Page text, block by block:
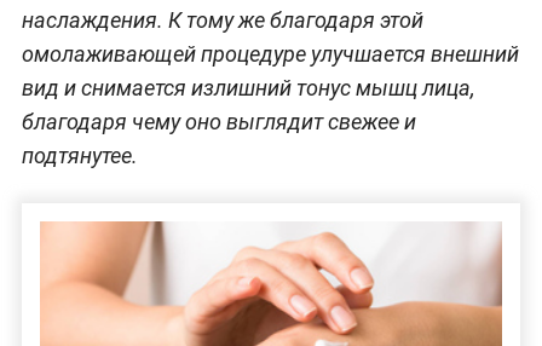
наслаждения. К тому же благодаря этой
омолаживающей процедуре улучшается внешний
вид и снимается излишний тонус мышц лица,
благодаря чему оно выглядит свежее и
подтянутее.